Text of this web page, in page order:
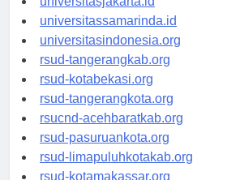
universitasjakarta.id
universitassamarinda.id
universitasindonesia.org
rsud-tangerangkab.org
rsud-kotabekasi.org
rsud-tangerangkota.org
rsucnd-acehbaratkab.org
rsud-pasuruankota.org
rsud-limapuluhkotakab.org